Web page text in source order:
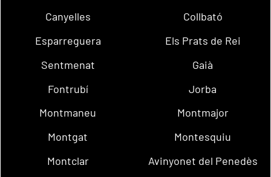
Canyelles
Collbató
Esparreguera
Els Prats de Rei
Sentmenat
Gaià
Fontrubí
Jorba
Montmaneu
Montmajor
Montgat
Montesquiu
Montclar
Avinyonet del Penedès